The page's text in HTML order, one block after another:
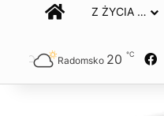
STRONA GŁÓWNA
Z ŻYCIA …
Radomsko 20 ℃